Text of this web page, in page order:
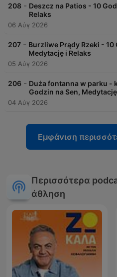
208 - Deszcz na Patios - 10
Relaks
06 Αύγ 2026
207 - Burzliwe Prądy Rzeki - 10
Medytację i Relaks
05 Αύγ 2026
206 - Duża fontanna w parku -
Godzin na Sen,
04 Αύγ 2026
Εμφάνιση
Περισσότερα
άθληση